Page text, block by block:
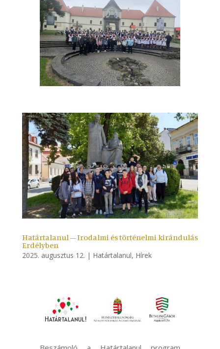
Határtalanul – Irodalmi és történelmi kirándulás
Erdélyben
2025. augusztus 12. | Határtalanul, Hírek